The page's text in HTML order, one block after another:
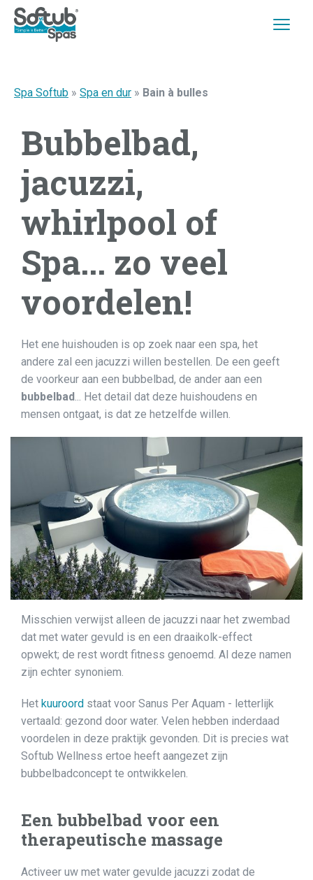
Spa Softub » Spa en dur » Bain à bulles
Bubbelbad,
jacuzzi,
whirlpool of
Spa... zo veel
voordelen!
Het ene huishouden is op zoek naar een spa, het
andere zal een jacuzzi willen bestellen. De een geeft
de voorkeur aan een bubbelbad, de ander aan een
bubbelbad... Het detail dat deze huishoudens en
mensen ontgaat, is dat ze hetzelfde willen.
Misschien verwijst alleen de jacuzzi naar het zwembad
dat met water gevuld is en een draaikolk-effect
opwekt; de rest wordt fitness genoemd. Al deze namen
zijn echter synoniem.
Het kuuroord staat voor Sanus Per Aquam - letterlijk
vertaald: gezond door water. Velen hebben inderdaad
voordelen in deze praktijk gevonden. Dit is precies wat
Softub Wellness ertoe heeft aangezet zijn
bubbelbadconcept te ontwikkelen.
Een bubbelbad voor een
therapeutische massage
Activeer uw met water gevulde jacuzzi zodat de